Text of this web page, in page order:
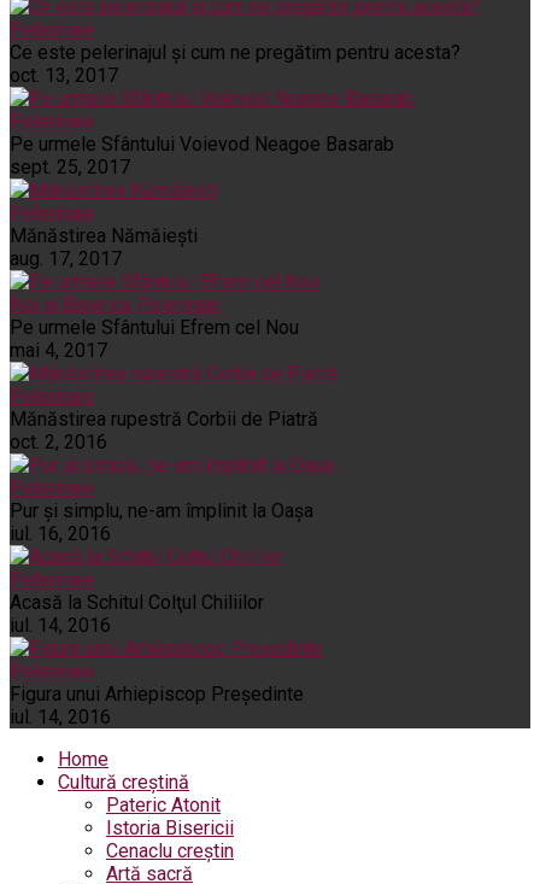
Pelerinaje
Ce este pelerinajul şi cum ne pregătim pentru acesta?
oct. 13, 2017
Pelerinaje
Pe urmele Sfântului Voievod Neagoe Basarab
sept. 25, 2017
Pelerinaje
Mănăstirea Nămăiești
aug. 17, 2017
Noi și Biserica Pelerinaje
Pe urmele Sfântului Efrem cel Nou
mai 4, 2017
Pelerinaje
Mănăstirea rupestră Corbii de Piatră
oct. 2, 2016
Pelerinaje
Pur şi simplu, ne-am împlinit la Oaşa
iul. 16, 2016
Pelerinaje
Acasă la Schitul Colţul Chiliilor
iul. 14, 2016
Pelerinaje
Figura unui Arhiepiscop Preşedinte
iul. 14, 2016
Home
Cultură creștină
Pateric Atonit
Istoria Bisericii
Cenaclu creștin
Artă sacră